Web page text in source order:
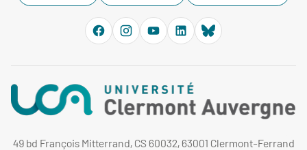
49 bd François Mitterrand, CS 60032, 63001 Clermont-Ferrand